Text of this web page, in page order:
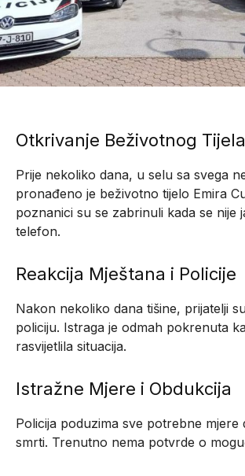
Otkrivanje Beživotnog Tijela
Prije nekoliko dana, u selu sa svega
pronađeno je beživotno tijelo Emira
poznanici su se zabrinuli kada se nije
telefon.
Reakcija Mještana i Policije
Nakon nekoliko dana tišine, prijatelji
policiju. Istraga je odmah pokrenuta
rasvijetlila situacija.
Istražne Mjere i Obdukcija
Policija poduzima sve potrebne
smrti. Trenutno nema potvrde o